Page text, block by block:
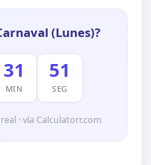
(Lunes)?
31
MIN
50
SEG
· vía Calculatorr.com